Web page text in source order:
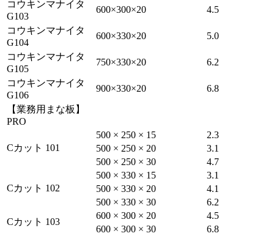
コウキンマナイタ
G103
600×300×20
4.5
コウキンマナイタ
G104
600×330×20
5.0
コウキンマナイタ
G105
750×330×20
6.2
コウキンマナイタ
G106
900×330×20
6.8
【業務用まな板】
PRO
Cカット 101
500 × 250 × 15
2.3
500 × 250 × 20
3.1
500 × 250 × 30
4.7
Cカット 102
500 × 330 × 15
3.1
500 × 330 × 20
4.1
500 × 330 × 30
6.2
Cカット 103
600 × 300 × 20
4.5
600 × 300 × 30
6.8